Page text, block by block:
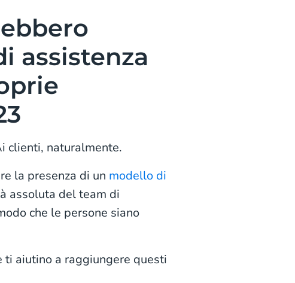
assistenza
clienti, naturalmente.
la presenza di un modello di
assoluta del team di
che le persone siano
ti aiutino a raggiungere questi